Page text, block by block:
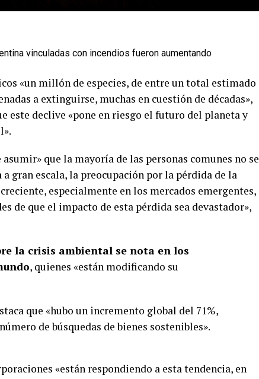
vinculadas con incendios fueron aumentando
«un millón de especies, de entre un total estimado
a extinguirse, muchas en cuestión de décadas»,
este declive «pone en riesgo el futuro del planeta y
asumir» que la mayoría de las personas comunes no se
gran escala, la preocupación por la pérdida de la
especialmente en los mercados emergentes,
de que el impacto de esta pérdida sea devastador»,
la crisis ambiental se nota en los
, quienes «están modificando su
que «hubo un incremento global del 71%,
de búsquedas de bienes sostenibles».
«están respondiendo a esta tendencia, en